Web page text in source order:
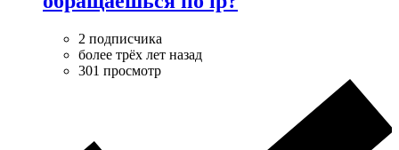
2 подписчика
более трёх лет назад
301 просмотр